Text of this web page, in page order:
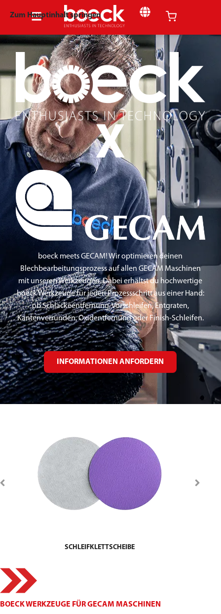
Zum Hauptinhalt springen
X
boeck meets GECAM! Wir optimieren deinen
Blechbearbeitungsprozess auf allen GECAM Maschinen
mit unseren Werkzeugen. Dabei erhältst du hochwertige
boeck Werkzeuge für jeden Prozessschritt aus einer Hand:
ob Schlackeentfernung, Vorschleifen, Entgraten,
Kantenverrunden, Oxidentfernung oder Finish-Schleifen.
INFORMATIONEN ANFORDERN
SCHLEIFKLETTSCHEIBE
BOECK WERKZEUGE FÜR GECAM MASCHINEN